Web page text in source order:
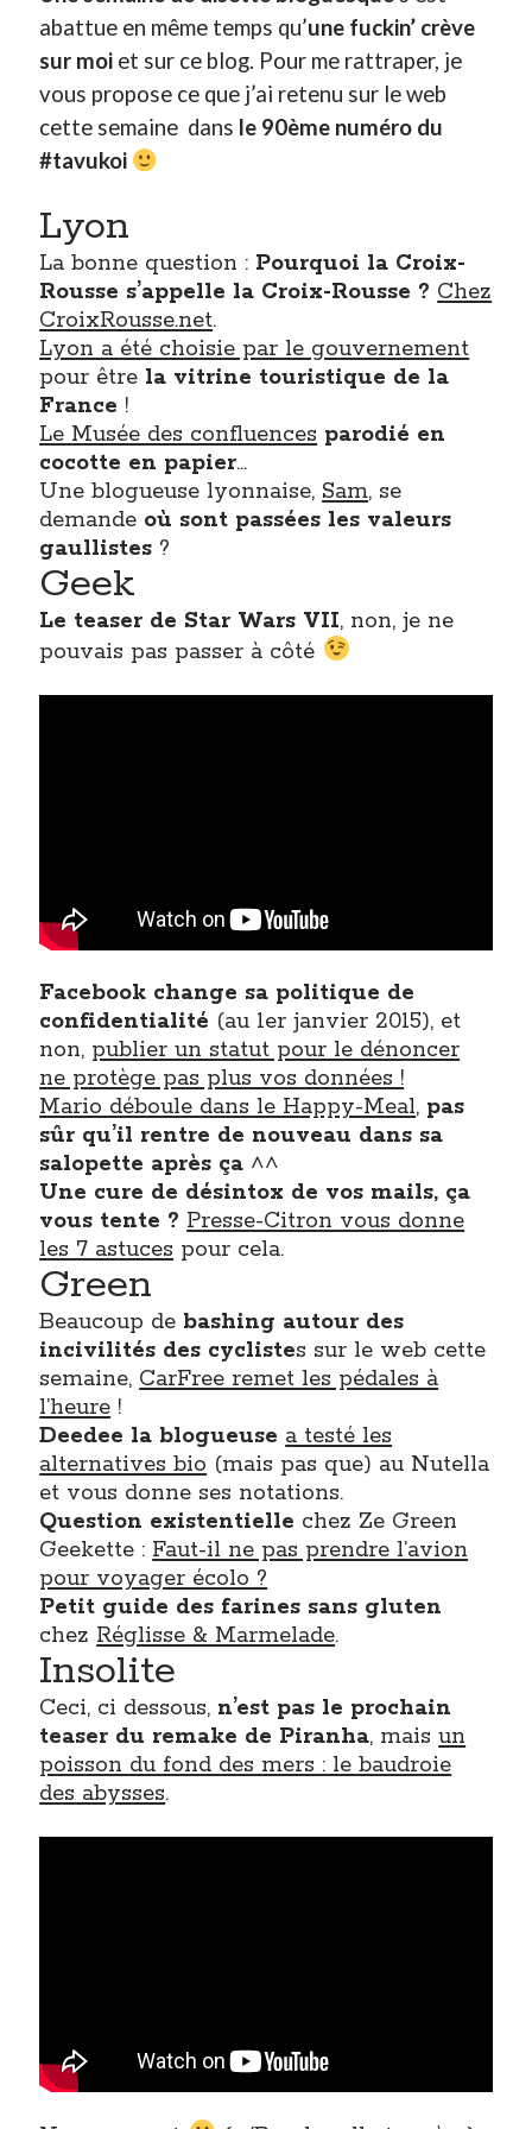
Derniers Commentaires
Entretien ménagerdansT’as vu quoi ? #52
JFdansC’était pas mieux avant… à Lyon
littlecelt dans Comment j’ai opéré ma vélorution toute personnelle
Renaud Ducher
personnelle
Commentaires récents
Entretien ménager dans T’as vu quoi ? #52
JF
C’était pas mieux avant… à Lyon
littlecelt dans
Comment j’ai opéré ma vélorution toute personnelle
Anthony dans
Comment j’ai opéré ma vélorution toute personnelle
Renaud Ducher
Comment j’ai opéré ma vélorution toute
personnelle
On parle de quoi ?
A Lyon
Bon plan du dimanche
Lyon à Livre Ouvert
Mini-monsieur
Parole de Follower
Patchwork
Photos
Post inutile
Proust
Sons
Sorties cuculturelles
Tavukoi
Vidéos
abattue en même temps qu’une fuckin’ crève
sur moi et sur ce blog. Pour me rattraper, je
vous propose ce que j’ai retenu sur le web
cette semaine dans le 90ème numéro du
#tavukoi
Lyon
La bonne question : Pourquoi la Croix-
Rousse s’appelle la Croix-Rousse ? Chez
CroixRousse.net.
Lyon a été choisie par le gouvernement
pour être la vitrine touristique de la
France !
Le Musée des confluences parodié en
cocotte en papier…
Une blogueuse lyonnaise, Sam, se
demande où sont passées les valeurs
gaullistes ?
Geek
Le teaser de Star Wars VII, non, je ne
pouvais pas passer à côté
Facebook change sa politique de
confidentialité (au 1er janvier 2015), et
non, publier un statut pour le dénoncer
ne protège pas plus vos données !
Mario déboule dans le Happy-Meal, pas
sûr qu’il rentre de nouveau dans sa
salopette après ça ^^
Une cure de désintox de vos mails, ça
vous tente ? Presse-Citron vous donne
les 7 astuces pour cela.
Green
Beaucoup de bashing autour des
incivilités des cyclistes sur le web cette
semaine, CarFree remet les pédales à
l’heure !
Deedee la blogueuse a testé les
alternatives bio (mais pas que) au Nutella
et vous donne ses notations.
Question existentielle chez Ze Green
Geekette : Faut-il ne pas prendre l’avion
pour voyager écolo ?
Petit guide des farines sans gluten
chez Réglisse & Marmelade.
Insolite
Ceci, ci dessous, n’est pas le prochain
teaser du remake de Piranha, maisun
poisson du fond des mers : le baudroie
des abysses.